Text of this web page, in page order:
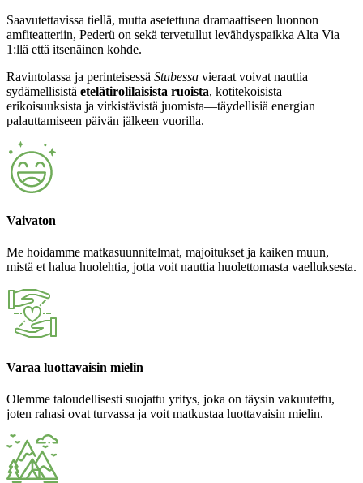
Saavutettavissa tiellä, mutta asetettuna dramaattiseen luonnon
amfiteatteriin, Pederü on sekä tervetullut levähdyspaikka Alta Via
1:llä että itsenäinen kohde.
Ravintolassa ja perinteisessä Stubessa vieraat voivat nauttia
sydämellisistä etelätirolilaisista ruoista, kotitekoisista
erikoisuuksista ja virkistävistä juomista—täydellisiä energian
palauttamiseen päivän jälkeen vuorilla.
Vaivaton
Me hoidamme matkasuunnitelmat, majoitukset ja kaiken muun,
mistä et halua huolehtia, jotta voit nauttia huolettomasta vaelluksesta.
Varaa luottavaisin mielin
Olemme taloudellisesti suojattu yritys, joka on täysin vakuutettu,
joten rahasi ovat turvassa ja voit matkustaa luottavaisin mielin.